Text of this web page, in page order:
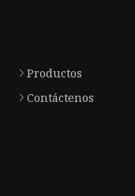
Productos
Contáctenos